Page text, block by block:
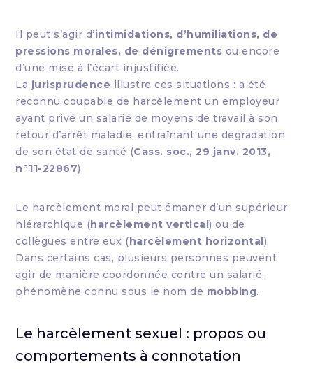
Il peut s’agir d’intimidations, d’humiliations, de
pressions morales, de dénigrements ou encore
d’une mise à l’écart injustifiée.
La jurisprudence illustre ces situations : a été
reconnu coupable de harcèlement un employeur
ayant privé un salarié de moyens de travail à son
retour d’arrêt maladie, entraînant une dégradation
de son état de santé (Cass. soc., 29 janv. 2013,
n°11-22867).
Le harcèlement moral peut émaner d’un supérieur
hiérarchique (harcèlement vertical) ou de
collègues entre eux (harcèlement horizontal).
Dans certains cas, plusieurs personnes peuvent
agir de manière coordonnée contre un salarié,
phénomène connu sous le nom de mobbing.
Le harcèlement sexuel : propos ou
comportements à connotation